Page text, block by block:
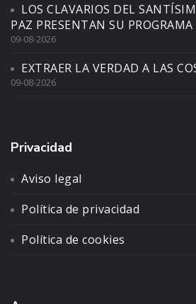
LOS CLAVARIOS DEL
PAZ PRESENTAN SU PROGRAMA
09-08-2026
EXTRAER LA VERDAD A LAS
09-08-2026
Privacidad
Aviso legal
Política de privacidad
Política de cookies